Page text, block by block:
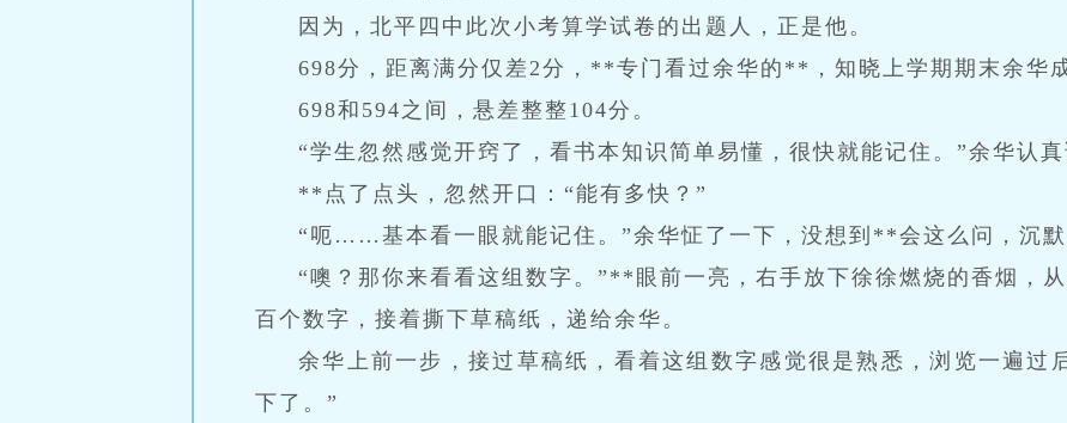
因为，北平四中此次小考算学试卷的出题人，正是他。
698分，距离满分仅差2分，**专门看过余华的**，知晓上学期期末余华
698和594之间，悬差整整104分。
“学生忽然感觉开窍了，看书本知识简单易懂，很快就能记住。”余华认真
**点了点头，忽然开口：“能有多快？”
“呃……基本看一眼就能记住。”余华怔了一下，没想到**会这么问，沉默
“噢？那你来看看这组数字。”**眼前一亮，右手放下徐徐燃烧的香烟，
百个数字，接着撕下草稿纸，递给余华。
余华上前一步，接过草稿纸，看着这组数字感觉很是熟悉，浏览一遍过
下了。”